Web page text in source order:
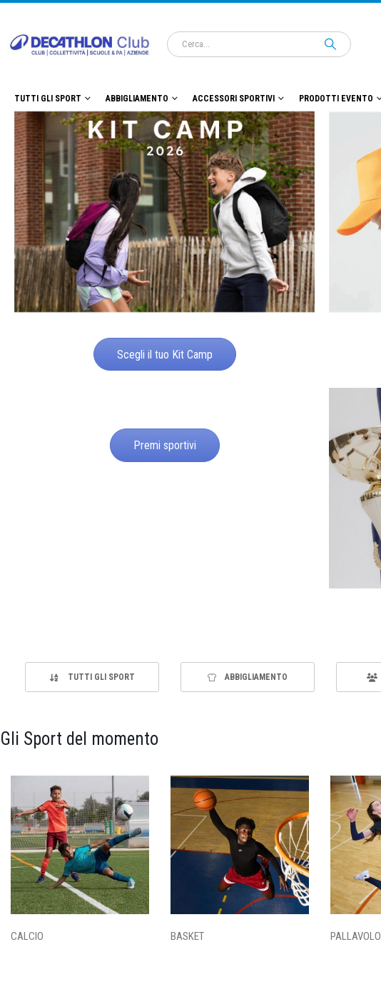
TUTTI GLI SPORT ABBIGLIAMENTO ACCESSORI SPORTIVI PRODOTTI EVENTO
Scegli il tuo Kit Camp
Premi sportivi
TUTTI GLI SPORT ABBIGLIAMENTO
Gli Sport del momento
CALCIO BASKET PALLAVOLO